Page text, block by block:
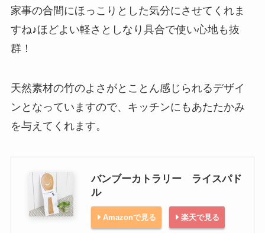
家事の合間にほっこりとした気分にさせてくれま
すね♪ほどよい軽さとしなり具合で使い心地も抜
群！
天然素材の竹のよさがとことん感じられるデザイ
ンとなっていますので、キッチンにもあたたかみ
を与えてくれます。
バンブーカトラリー ライスパド
ル
Amazonで見る 楽天で見る